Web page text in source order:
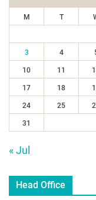
M T
3 4
10 11
17 18
24 25
31
« Jul
Head Office